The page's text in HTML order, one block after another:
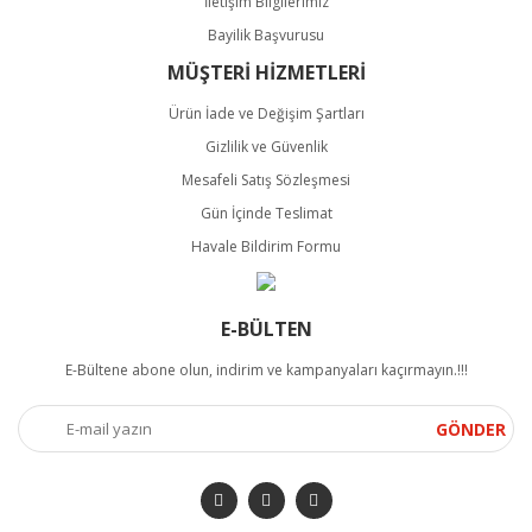
Bayilik Başvurusu
MÜŞTERİ HİZMETLERİ
Ürün İade ve Değişim Şartları
Gizlilik ve Güvenlik
Mesafeli Satış Sözleşmesi
Gün İçinde Teslimat
Havale Bildirim Formu
E-BÜLTEN
E-Bültene abone olun, indirim ve kampanyaları kaçırmayın.!!!
GÖNDER